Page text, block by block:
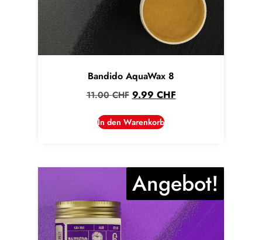
Bandido AquaWax 8
11.00CHF 9.99 CHF
In den Warenkorb
Angebot!